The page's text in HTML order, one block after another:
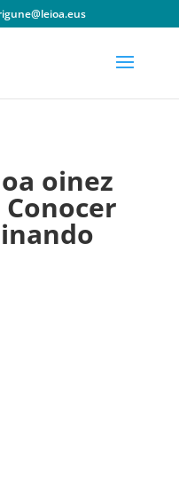
oinez
Conocer